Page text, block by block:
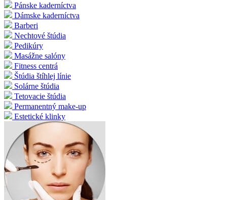
Pánske kaderníctva
Dámske kaderníctva
Barberi
Nechtové štúdia
Pedikúry
Masážne salóny
Fitness centrá
Štúdia štíhlej línie
Solárne štúdia
Tetovacie štúdia
Permanentný make-up
Estetické klinky